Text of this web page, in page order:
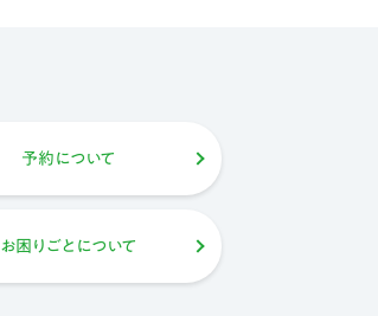
予約について
お困りごとについて